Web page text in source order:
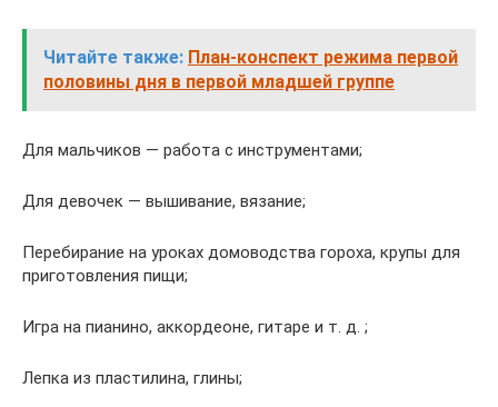
Читайте также: План-конспект режима первой
половины дня в первой младшей группе
Для мальчиков — работа с инструментами;
Для девочек — вышивание, вязание;
Перебирание на уроках домоводства гороха, крупы для
приготовления пищи;
Игра на пианино, аккордеоне, гитаре и т. д. ;
Лепка из пластилина, глины;